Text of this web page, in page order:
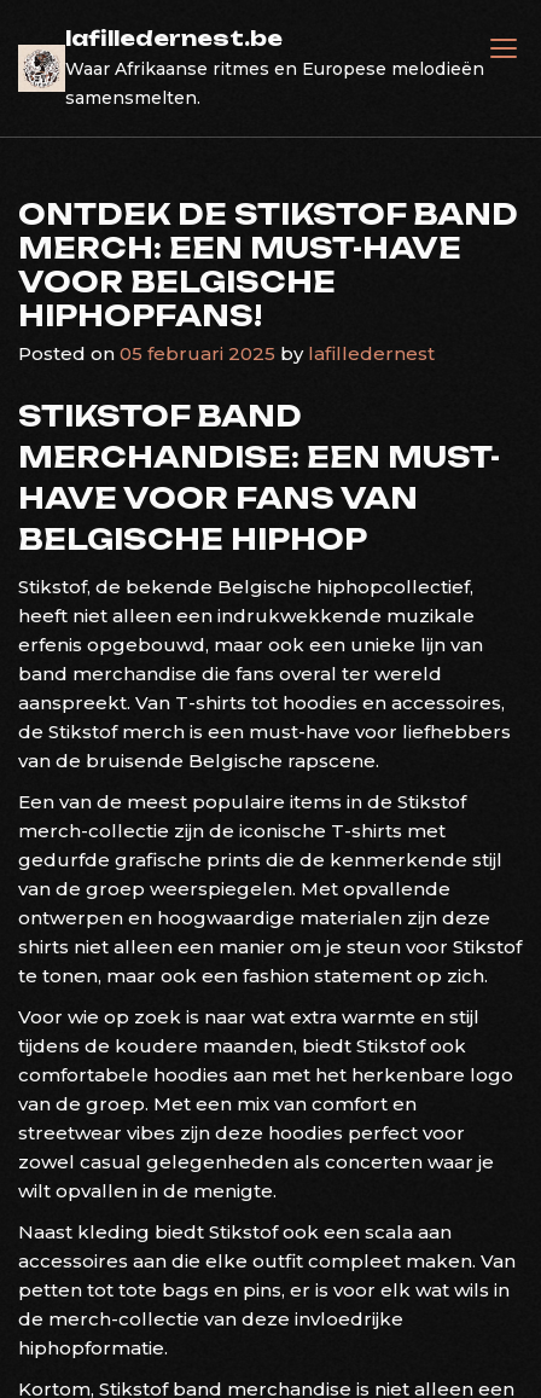
content
lafilledernest.be
Waar Afrikaanse ritmes en Europese melodieën
samensmelten.
ONTDEK DE STIKSTOF BAND
MERCH: EEN MUST-HAVE
VOOR BELGISCHE
HIPHOPFANS!
Posted on 05 februari 2025 by lafilledernest
STIKSTOF BAND
MERCHANDISE: EEN MUST-
HAVE VOOR FANS VAN
BELGISCHE HIPHOP
Stikstof, de bekende Belgische hiphopcollectief,
heeft niet alleen een indrukwekkende muzikale
erfenis opgebouwd, maar ook een unieke lijn van
band merchandise die fans overal ter wereld
aanspreekt. Van T-shirts tot hoodies en accessoires,
de Stikstof merch is een must-have voor liefhebbers
van de bruisende Belgische rapscene.
Een van de meest populaire items in de Stikstof
merch-collectie zijn de iconische T-shirts met
gedurfde grafische prints die de kenmerkende stijl
van de groep weerspiegelen. Met opvallende
ontwerpen en hoogwaardige materialen zijn deze
shirts niet alleen een manier om je steun voor Stikstof
te tonen, maar ook een fashion statement op zich.
Voor wie op zoek is naar wat extra warmte en stijl
tijdens de koudere maanden, biedt Stikstof ook
comfortabele hoodies aan met het herkenbare logo
van de groep. Met een mix van comfort en
streetwear vibes zijn deze hoodies perfect voor
zowel casual gelegenheden als concerten waar je
wilt opvallen in de menigte.
Naast kleding biedt Stikstof ook een scala aan
accessoires aan die elke outfit compleet maken. Van
petten tot tote bags en pins, er is voor elk wat wils in
de merch-collectie van deze invloedrijke
hiphopformatie.
Kortom, Stikstof band merchandise is niet alleen een